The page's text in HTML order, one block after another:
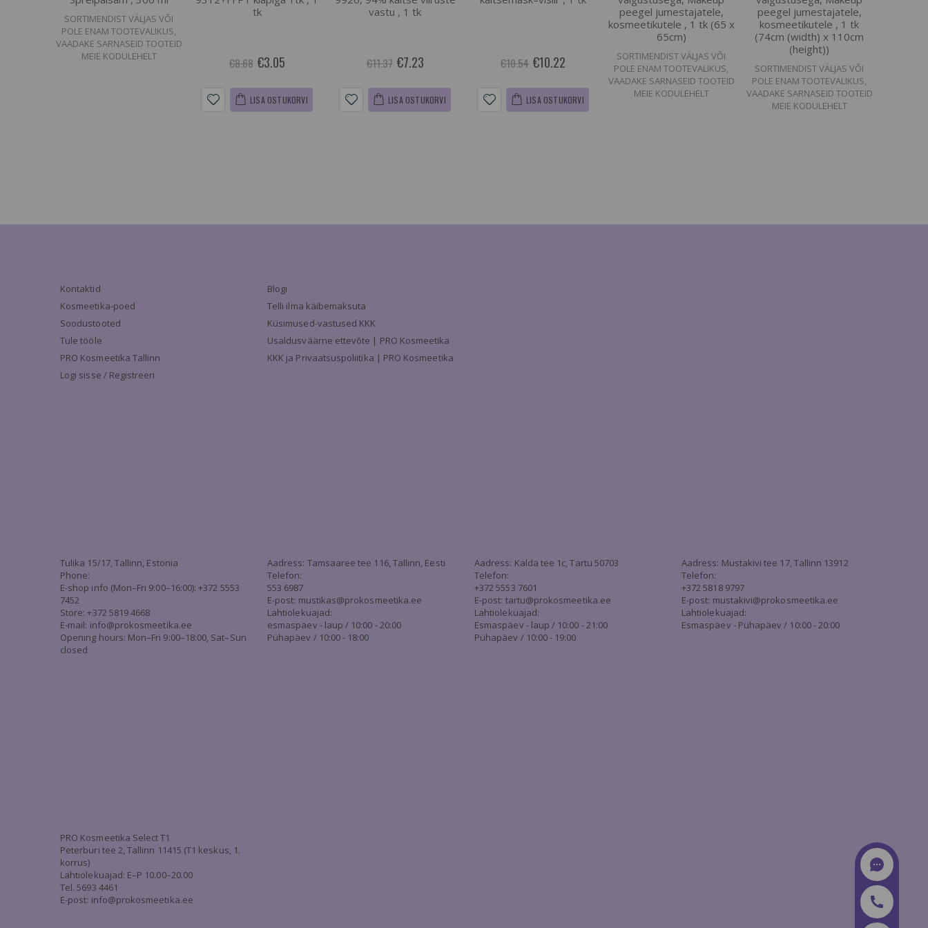
SORTIMENDIST VÄLJAS VÕI
POLE ENAM TOOTEVALIKUS,
VAADAKE SARNASEID TOOTEID
MEIE KODULEHELT
tk
€8.68 €3.05
LISA OSTUKORVI
vastu , 1 tk
€11.37 €7.23
LISA OSTUKORVI
€10.54 €10.22
LISA OSTUKORVI
peegel jumestajatele,
kosmeetikutele , 1 tk (65 x
65cm)
SORTIMENDIST VÄLJAS VÕI
POLE ENAM TOOTEVALIKUS,
VAADAKE SARNASEID TOOTEID
MEIE KODULEHELT
peegel jumestajatele,
kosmeetikutele , 1 tk
(74cm (width) x 110cm
(height))
SORTIMENDIST VÄLJAS VÕI
POLE ENAM TOOTEVALIKUS,
VAADAKE SARNASEID TOOTEID
MEIE KODULEHELT
Kontaktid
Kosmeetika-poed
Soodustooted
Tule tööle
PRO Kosmeetika Tallinn
Logi sisse / Registreeri
Blogi
Telli ilma käibemaksuta
Küsimused-vastused KKK
Usaldusväärne ettevõte | PRO Kosmeetika
KKK ja Privaatsuspoliitika | PRO Kosmeetika
Tulika 15/17, Tallinn, Estonia
Phone:
E-shop info (Mon–Fri 9:00–16:00): +372 5553
7452
Store: +372 5819 4668
E-mail: info@prokosmeetika.ee
Opening hours: Mon–Fri 9:00–18:00, Sat–Sun
closed
Aadress: Tamsaaree tee 116, Tallinn, Eesti
Telefon:
553 6987
E-post: mustikas@prokosmeetika.ee
Lahtiolekuajad:
esmaspäev - laup / 10:00 - 20:00
Pühapäev / 10:00 - 18:00
Aadress: Kalda tee 1c, Tartu 50703
Telefon:
+372 5553 7601
E-post: tartu@prokosmeetika.ee
Lahtiolekuajad:
Esmaspäev - laup / 10:00 - 21:00
Pühapäev / 10:00 - 19:00
Aadress: Mustakivi tee 17, Tallinn 13912
Telefon:
+372 5818 9797
E-post: mustakivi@prokosmeetika.ee
Lahtiolekuajad:
Esmaspäev - Pühapäev / 10:00 - 20:00
PRO Kosmeetika Select T1
Peterburi tee 2, Tallinn 11415 (T1 keskus, 1.
korrus)
Lahtiolekuajad: E–P 10.00–20.00
Tel. 5693 4461
E-post: info@prokosmeetika.ee